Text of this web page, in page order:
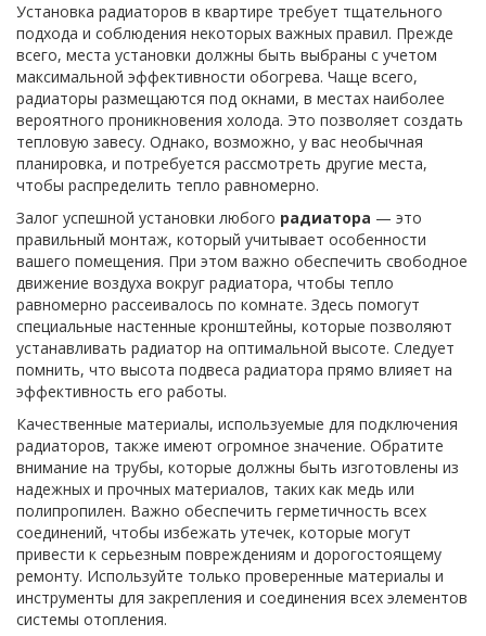
Установка радиаторов в квартире требует тщательного
подхода и соблюдения некоторых важных правил. Прежде
всего, места установки должны быть выбраны с учетом
максимальной эффективности обогрева. Чаще всего,
радиаторы размещаются под окнами, в местах наиболее
вероятного проникновения холода. Это позволяет создать
тепловую завесу. Однако, возможно, у вас необычная
планировка, и потребуется рассмотреть другие места,
чтобы распределить тепло равномерно.
Залог успешной установки любого радиатора — это
правильный монтаж, который учитывает особенности
вашего помещения. При этом важно обеспечить свободное
движение воздуха вокруг радиатора, чтобы тепло
равномерно рассеивалось по комнате. Здесь помогут
специальные настенные кронштейны, которые позволяют
устанавливать радиатор на оптимальной высоте. Следует
помнить, что высота подвеса радиатора прямо влияет на
эффективность его работы.
Качественные материалы, используемые для подключения
радиаторов, также имеют огромное значение. Обратите
внимание на трубы, которые должны быть изготовлены из
надежных и прочных материалов, таких как медь или
полипропилен. Важно обеспечить герметичность всех
соединений, чтобы избежать утечек, которые могут
привести к серьезным повреждениям и дорогостоящему
ремонту. Используйте только проверенные материалы и
инструменты для закрепления и соединения всех элементов
системы отопления.